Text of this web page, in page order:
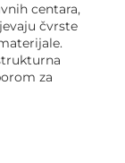
centara,
čvrste
za